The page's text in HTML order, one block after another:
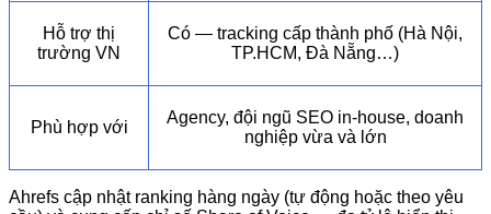
Hỗ trợ thị
trường VN
Có — tracking cấp thành phố (Hà Nội,
TP.HCM, Đà Nẵng…)
Phù hợp với
Agency, đội ngũ SEO in-house, doanh
nghiệp vừa và lớn
Ahrefs cập nhật ranking hàng ngày (tự động hoặc theo yêu